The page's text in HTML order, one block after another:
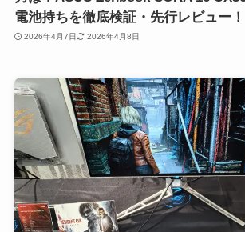
電池持ちを徹底検証・先行レビュー！
2026年4月7日 2026年4月8日